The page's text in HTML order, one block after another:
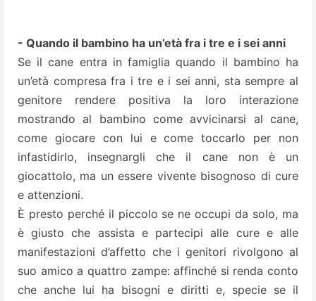
- Quando il bambino ha un’età fra i tre e i sei anni
Se il cane entra in famiglia quando il bambino ha
un’età compresa fra i tre e i sei anni, sta sempre al
genitore rendere positiva la loro interazione
mostrando al bambino come avvicinarsi al cane,
come giocare con lui e come toccarlo per non
infastidirlo, insegnargli che il cane non è un
giocattolo, ma un essere vivente bisognoso di cure
e attenzioni.
È presto perché il piccolo se ne occupi da solo, ma
è giusto che assista e partecipi alle cure e alle
manifestazioni d’affetto che i genitori rivolgono al
suo amico a quattro zampe: affinché si renda conto
che anche lui ha bisogni e diritti e, specie se il